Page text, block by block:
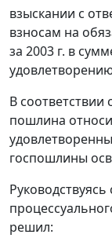
взыскании с
взносам на
за 2003 г. в
В соответствии
пошлина
госпошлины
Руководствуясь
решил: